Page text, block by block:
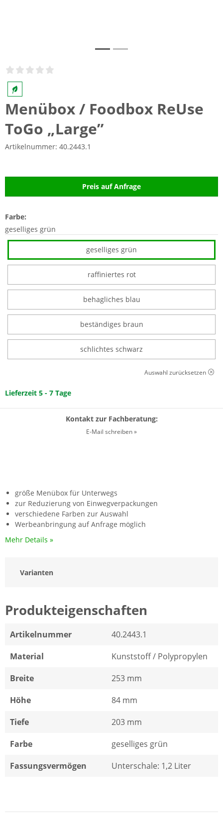
Menübox / Foodbox ReUse
ToGo „Large”
Artikelnummer: 40.2443.1
Preis auf Anfrage
Farbe:
geselliges grün
geselliges grün
raffiniertes rot
behagliches blau
beständiges braun
schlichtes schwarz
Auswahl zurücksetzen
Lieferzeit 5 - 7 Tage
Kontakt zur Fachberatung:
E-Mail schreiben »
größe Menübox für Unterwegs
zur Reduzierung von Einwegverpackungen
verschiedene Farben zur Auswahl
Werbeanbringung auf Anfrage möglich
Mehr Details »
Varianten
Produkteigenschaften
Artikelnummer
40.2443.1
Material
Kunststoff / Polypropylen
Breite
253 mm
Höhe
84 mm
Tiefe
203 mm
Farbe
geselliges grün
Fassungsvermögen
Unterschale: 1,2 Liter